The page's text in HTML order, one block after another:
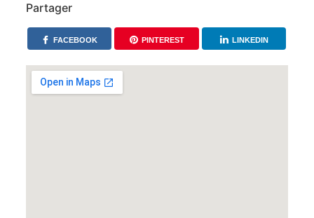
Partager
FACEBOOK PINTEREST LINKEDIN